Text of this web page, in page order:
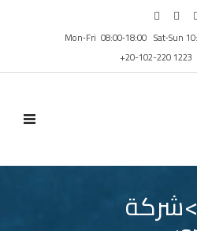
MENU
الوسم: <span>شركة